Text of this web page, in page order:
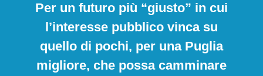
Per un futuro più “giusto” in cui
l’interesse pubblico vinca su
quello di pochi, per una Puglia
migliore, che possa camminare